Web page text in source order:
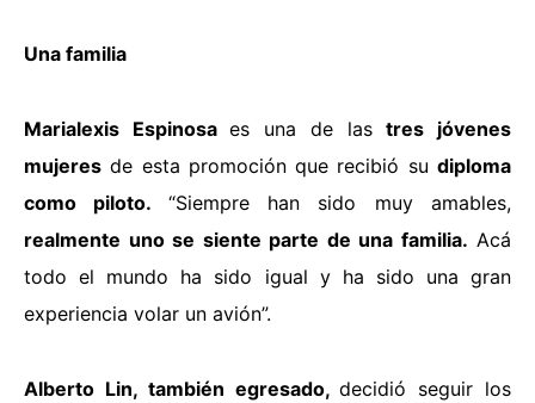
Una familia
Marialexis Espinosaes una de lastres jóvenes
mujeres de esta promoción que recibió su diploma
como piloto. “Siempre han sido muy amables,
realmente uno se siente parte de una familia. Acá
todo el mundo ha sido igual y ha sido una gran
experiencia volar un avión”.
Alberto Lin, también egresado,decidió seguir los